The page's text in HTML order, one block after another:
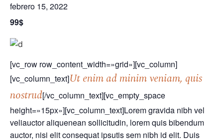
febrero 15, 2022
99$
[vc_row row_content_width=»grid»][vc_column]
[vc_column_text]Ut enim ad minim veniam, quis
nostrud[/vc_column_text][vc_empty_space
height=»15px»][vc_column_text]Lorem gravida nibh vel
veliauctor aliquenean sollicitudin, lorem quis bibendum
auctor, nisi elit consequat ipsutis sem nibh id elit. Duis